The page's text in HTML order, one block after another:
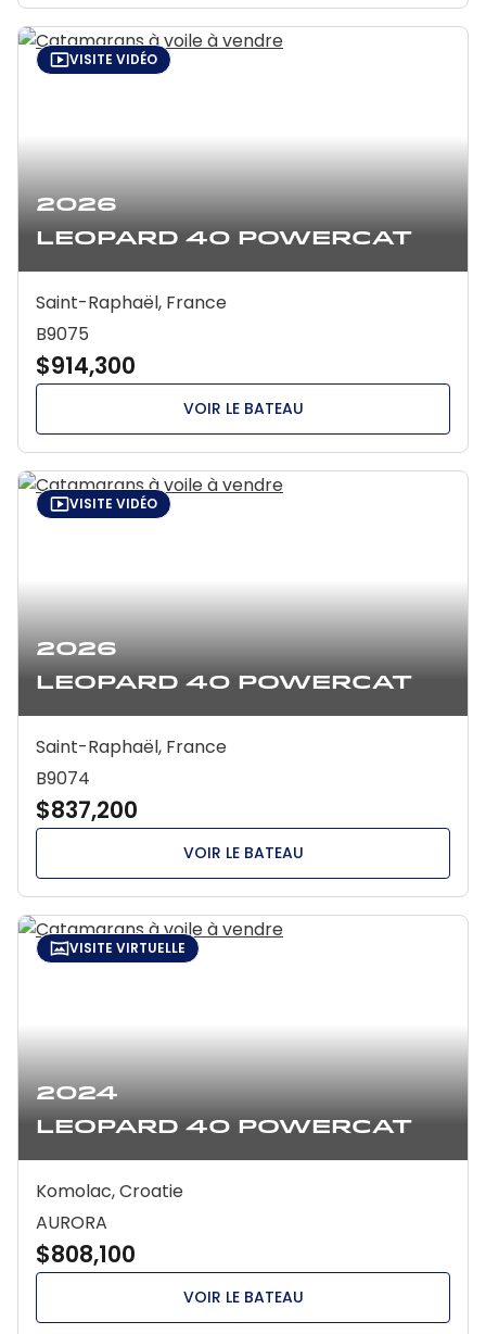
2026
Leopard 40 Powercat
VISITE VIDÉO
Saint-Raphaël, France
B9075
$914,300
VOIR LE BATEAU
2026
Leopard 40 Powercat
VISITE VIDÉO
Saint-Raphaël, France
B9074
$837,200
VOIR LE BATEAU
2024
Leopard 40 Powercat
VISITE VIRTUELLE
Komolac, Croatie
AURORA
$808,100
VOIR LE BATEAU